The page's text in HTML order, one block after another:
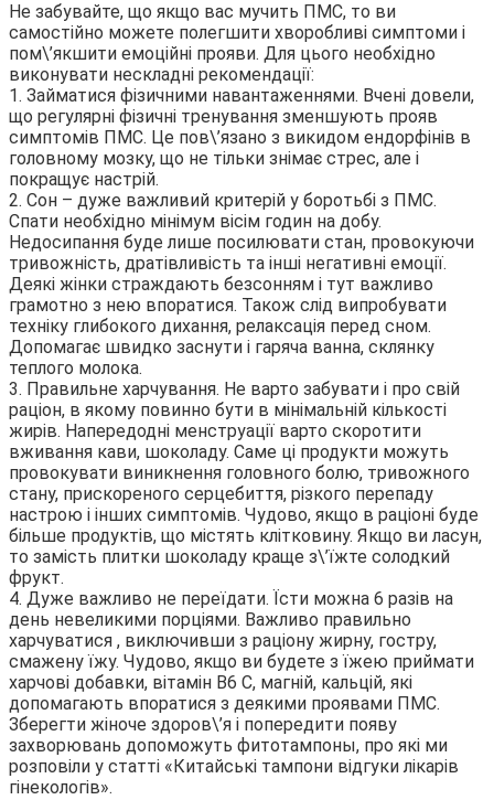
Не забувайте, що якщо вас мучить ПМС, то ви
самостійно можете полегшити хворобливі симптоми і
пом\’якшити емоційні прояви. Для цього необхідно
виконувати нескладні рекомендації:
1. Займатися фізичними навантаженнями. Вчені довели,
що регулярні фізичні тренування зменшують прояв
симптомів ПМС. Це пов\’язано з викидом ендорфінів в
головному мозку, що не тільки знімає стрес, але і
покращує настрій.
2. Сон – дуже важливий критерій у боротьбі з ПМС.
Спати необхідно мінімум вісім годин на добу.
Недосипання буде лише посилювати стан, провокуючи
тривожність, дратівливість та інші негативні емоції.
Деякі жінки страждають безсонням і тут важливо
грамотно з нею впоратися. Також слід випробувати
техніку глибокого дихання, релаксація перед сном.
Допомагає швидко заснути і гаряча ванна, склянку
теплого молока.
3. Правильне харчування. Не варто забувати і про свій
раціон, в якому повинно бути в мінімальній кількості
жирів. Напередодні менструації варто скоротити
вживання кави, шоколаду. Саме ці продукти можуть
провокувати виникнення головного болю, тривожного
стану, прискореного серцебиття, різкого перепаду
настрою і інших симптомів. Чудово, якщо в раціоні буде
більше продуктів, що містять клітковину. Якщо ви ласун,
то замість плитки шоколаду краще з\’їжте солодкий
фрукт.
4. Дуже важливо не переїдати. Їсти можна 6 разів на
день невеликими порціями. Важливо правильно
харчуватися , виключивши з раціону жирну, гостру,
смажену їжу. Чудово, якщо ви будете з їжею приймати
харчові добавки, вітамін В6 С, магній, кальцій, які
допомагають впоратися з деякими проявами ПМС.
Зберегти жіноче здоров\’я і попередити появу
захворювань допоможуть фитотампоны, про які ми
розповіли у статті «Китайські тампони відгуки лікарів
гінекологів».